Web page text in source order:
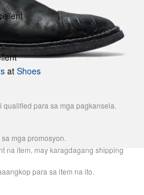
at Shoes
para sa mga pagkansela.
mga promosyon.
na item, may karagdagang shipping
para sa item na ito.